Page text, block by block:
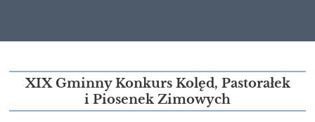
Gminny
Kolęd,
XIX Gminny Konkurs Kolęd, Pastorałek
i Piosenek Zimowych